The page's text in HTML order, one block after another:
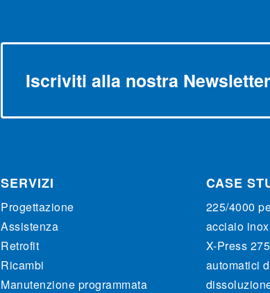
Iscriviti alla nostra Newsletter
SERVIZI
Progettazione
Assistenza
Retrofit
Ricambi
Manutenzione programmata
CASE
225/4000
acciaio inox
X-Press
automatici